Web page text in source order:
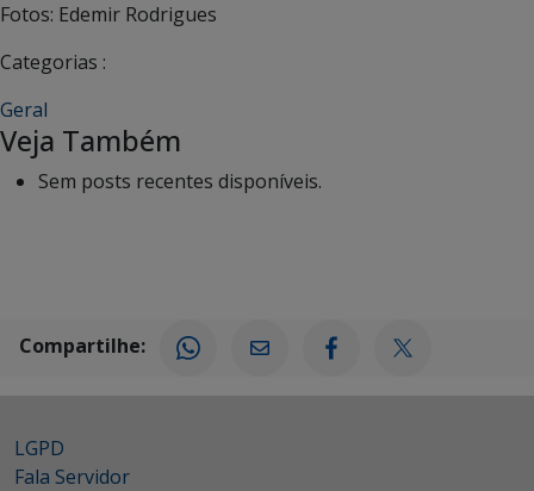
Fotos: Edemir Rodrigues
Categorias :
Geral
Veja Também
Sem posts recentes disponíveis.
Compartilhe:
LGPD
Fala Servidor